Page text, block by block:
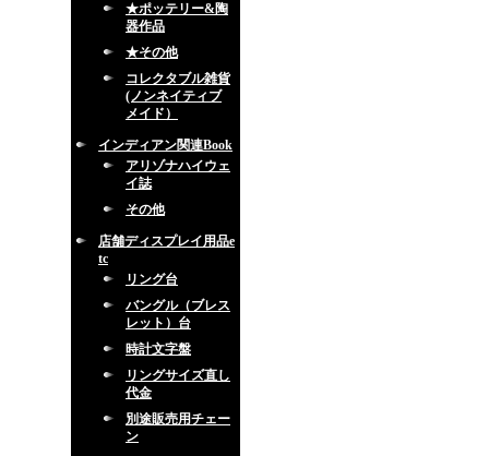
★ポッテリー&陶
器作品
★その他
コレクタブル雑貨
(ノンネイティブ
メイド）
インディアン関連Book
アリゾナハイウェ
イ誌
その他
店舗ディスプレイ用品e
tc
リング台
バングル（ブレス
レット）台
時計文字盤
リングサイズ直し
代金
別途販売用チェー
ン